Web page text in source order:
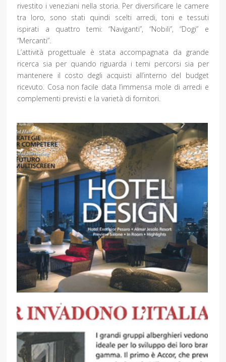
rivestito i veneziani nella storia. Per diversificare le camere
tra loro, sono stati quindi scelti arredi, toni e tessuti
ispirati a quattro temi: “Naviganti”, “Nobili”, “Dogi” e
“Mercanti”.
L’attività progettuale è stata accompagnata da grande
ricerca sia per quando riguarda i temi percorsi sia per
mantenere il costo degli acquisti all’interno del budget
ricevuto. Cosa non facile data l’immensa mole di arredi e
complementi previsti e la varietà di fornitori.